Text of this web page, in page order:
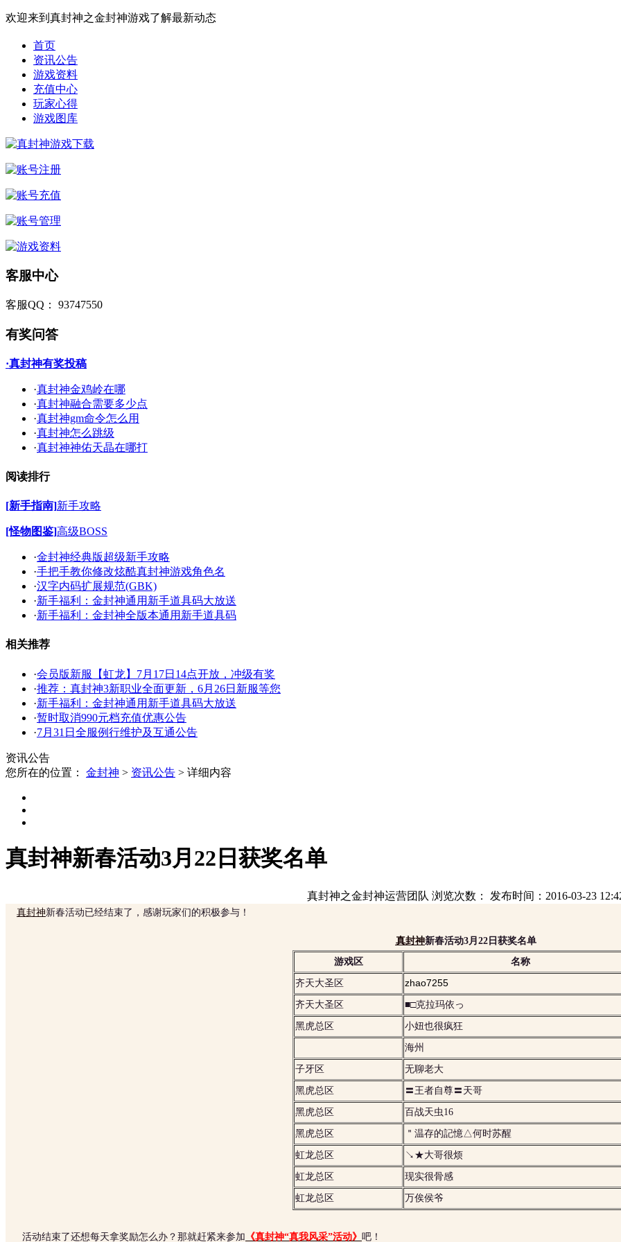
欢迎来到真封神之金封神游戏了解最新动态
首页
资讯公告
游戏资料
充值中心
玩家心得
游戏图库
客服中心
客服QQ： 93747550
有奖问答
·真封神有奖投稿
·真封神金鸡岭在哪
·真封神融合需要多少点
·真封神gm命令怎么用
·真封神怎么跳级
·真封神神佑天晶在哪打
阅读排行
[新手指南]新手攻略
[怪物图鉴]高级BOSS
·金封神经典版超级新手攻略
·手把手教你修改炫酷真封神游戏角色名
·汉字内码扩展规范(GBK)
·新手福利：金封神通用新手道具码大放送
·新手福利：金封神全版本通用新手道具码
相关推荐
·会员版新服【虹龙】7月17日14点开放，冲级有奖
·推荐：真封神3新职业全面更新，6月26日新服等您
·新手福利：金封神通用新手道具码大放送
·暂时取消990元档充值优惠公告
·7月31日全服例行维护及互通公告
资讯公告
您所在的位置： 金封神 > 资讯公告 > 详细内容
真封神新春活动3月22日获奖名单
真封神之金封神运营团队 浏览次数： 发布时间：2016-03-23
真封神新春活动已经结束了，感谢玩家们的积极参与！
真封神新春活动3月22日获奖名单
游戏区
名称
齐天大圣区 zhao7255
齐天大圣区 ■□克拉玛依っ
黑虎总区 小妞也很疯狂
海州
子牙区 无聊老大
黑虎总区 〓王者自尊〓天哥
黑虎总区 百战天虫16
黑虎总区 ＂温存的記憶△何时苏醒
虹龙总区 ↘★大哥很烦
虹龙总区 现实很骨感
虹龙总区 万俟侯爷
活动结束了还想每天拿奖励怎么办？那就赶紧来参加 《真封神“真我风采”活动》 吧！